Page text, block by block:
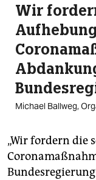
Wir
Michael Ballweg,
„Wir fordern die